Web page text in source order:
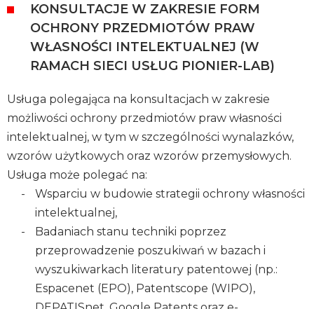
KONSULTACJE W ZAKRESIE FORM
OCHRONY PRZEDMIOTÓW PRAW
WŁASNOŚCI INTELEKTUALNEJ (W
RAMACH SIECI USŁUG PIONIER-LAB)
Usługa polegająca na konsultacjach w zakresie
możliwości ochrony przedmiotów praw własności
intelektualnej, w tym w szczególności wynalazków,
wzorów użytkowych oraz wzorów przemysłowych.
Usługa może polegać na:
Wsparciu w budowie strategii ochrony własności
intelektualnej,
Badaniach stanu techniki poprzez
przeprowadzenie poszukiwań w bazach i
wyszukiwarkach literatury patentowej (np.:
Espacenet (EPO), Patentscope (WIPO),